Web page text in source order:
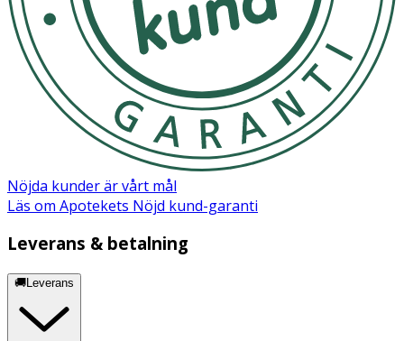
Nöjda kunder är vårt mål
Läs om Apotekets Nöjd kund-garanti
Leverans & betalning
🚚Leverans